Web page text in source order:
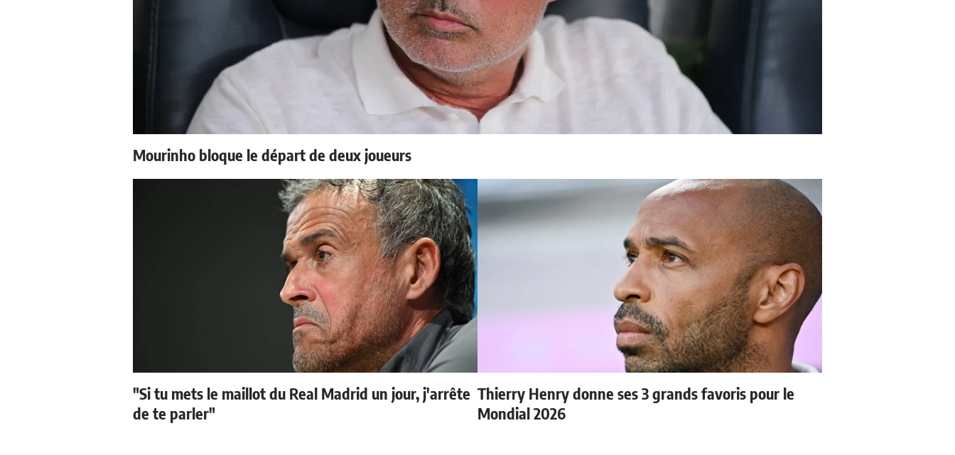
Mourinho bloque le départ de deux joueurs
"Si tu mets le maillot du Real Madrid un jour, j'arrête
de te parler"
Thierry Henry donne ses 3 grands favoris pour le
Mondial 2026